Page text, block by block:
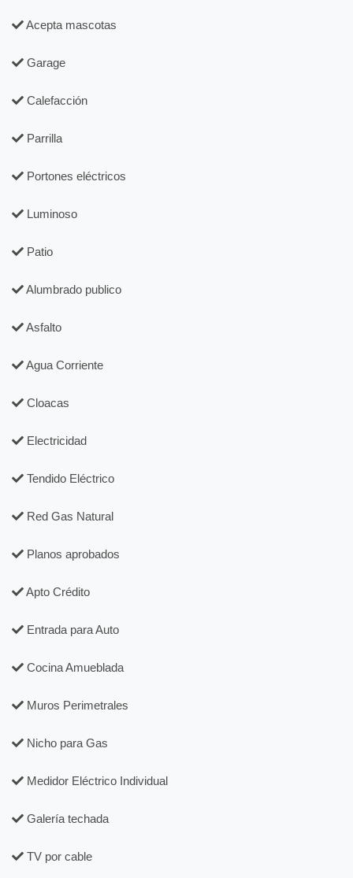
Acepta mascotas
Garage
Calefacción
Parrilla
Portones eléctricos
Luminoso
Patio
Alumbrado publico
Asfalto
Agua Corriente
Cloacas
Electricidad
Tendido Eléctrico
Red Gas Natural
Planos aprobados
Apto Crédito
Entrada para Auto
Cocina Amueblada
Muros Perimetrales
Nicho para Gas
Medidor Eléctrico Individual
Galería techada
TV por cable